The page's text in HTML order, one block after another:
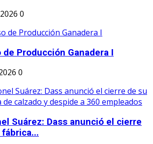
0
de Producción Ganadera I
0
Suárez: Dass anunció el cierre